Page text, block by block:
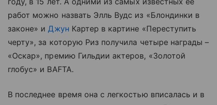
работ можно назвать Элль Вудс из «Блондинки в
законе» иДжун Картер в картине «Переступить
черту», за которую Риз получила четыре награды –
«Оскар», премию Гильдии актеров, «Золотой
глобус» и BAFTA.
В последнее время она с легкостью вписалась и в